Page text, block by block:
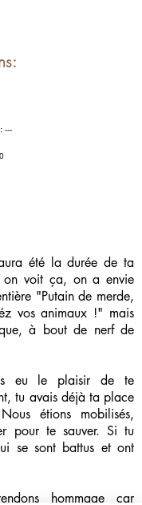
---
été la durée de ta
on voit ça, on a envie
"Putain de merde,
vos animaux !" mais
à bout de nerf de
eu le plaisir de te
tu avais déjà ta place
étions mobilisés,
pour te sauver. Si tu
se sont battus et ont
hommage car